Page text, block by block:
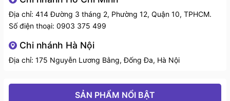
>> Tham khảo thêm các sản phẩmDao và phụ kiện
Zwilling
Địa chỉ: 414 Đường 3 tháng 2, Phường 12, Quận 10, TPHCM.
Số điện thoại: 0903 375 499
Chi nhánh Hà Nội
Địa chỉ: 175 Nguyễn Lương Bằng, Đống Đa, Hà Nội
SẢN PHẨM NỔI BẬT